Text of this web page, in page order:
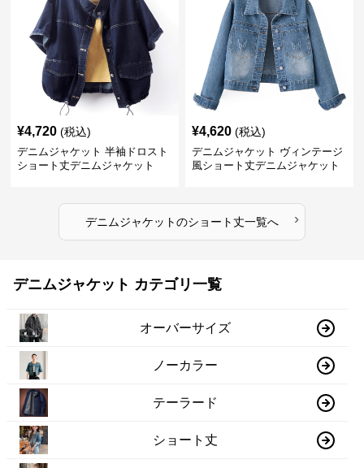
¥4,720 (税込)
デニムジャケット 半袖ドロスト
ショート丈デニムジャケット
¥4,620 (税込)
デニムジャケット ヴィンテージ
風ショート丈デニムジャケット
デニムジャケットのショート丈一覧へ ›
デニムジャケット カテゴリ一覧
オーバーサイズ
ノーカラー
テーラード
ショート丈